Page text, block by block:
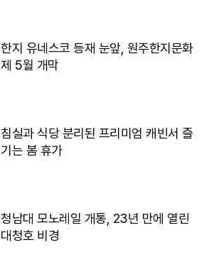
한지 유네스코 등재 눈앞, 원주한지문화
제 5월 개막
침실과 식당 분리된 프리미엄 캐빈서 즐
기는 봄 휴가
청남대 모노레일 개통, 23년 만에 열린
대청호 비경